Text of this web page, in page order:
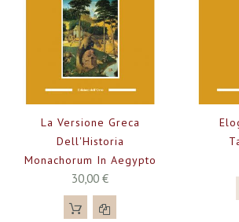
La Versione Greca
Dell'Historia
Monachorum In Aegypto
30,00 €